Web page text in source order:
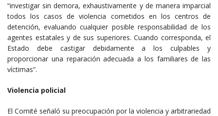
“investigar sin demora, exhaustivamente y de manera imparcial
todos los casos de violencia cometidos en los centros de
detención, evaluando cualquier posible responsabilidad de los
agentes estatales y de sus superiores. Cuando corresponda, el
Estado debe castigar debidamente a los culpables y
proporcionar una reparación adecuada a los familiares de las
víctimas”.
Violencia policial
El Comité señaló su preocupación por la violencia y arbitrariedad